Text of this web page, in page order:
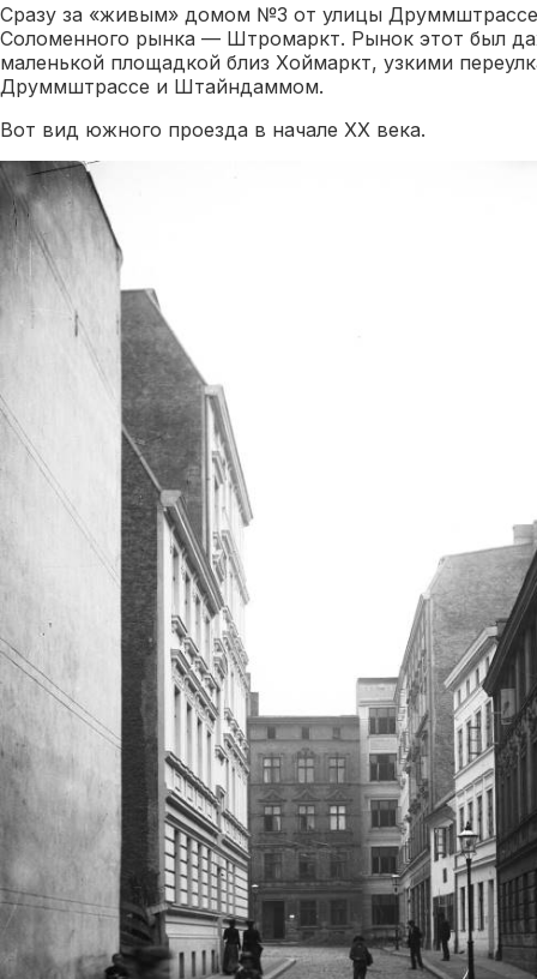
Сразу за «живым» домом №3 от улицы Друммштрассе
Соломенного рынка — Штромаркт. Рынок этот был
маленькой площадкой близ Хоймаркт, узкими
Друммштрассе и Штайндаммом.
Вот вид южного проезда в начале ХХ века.